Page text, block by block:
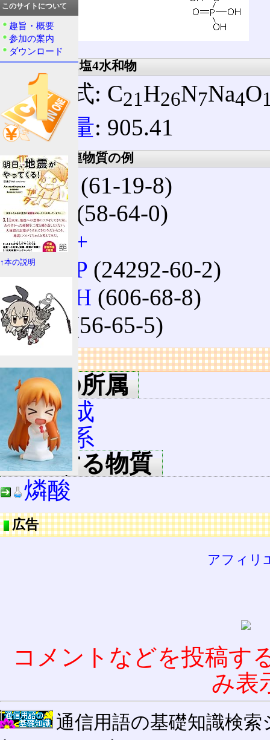
4ナトリウム塩4水和物
組成式: C21H26N7Na4O
分子量: 905.41
誘導体、関連物質の例
AMP (61-19-8)
ADP (58-64-0)
NAD+
NADP (24292-60-2)
NADH (606-68-8)
ATP (56-65-5)
物質の所属
光合成
解糖系
関連する物質
燐酸
広告
アフィリ
コメントなどを投稿す
み表
通信用語の基礎知識検索
このサイトについて
趣旨・概要
参加の案内
ダウンロード
↑本の説明